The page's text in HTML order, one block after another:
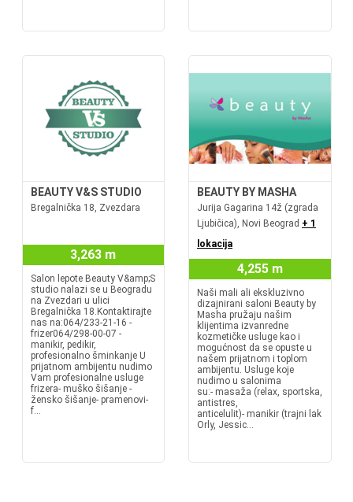
BEAUTY V&S STUDIO
Bregalnička 18, Zvezdara
3,263 m
Salon lepote Beauty V&amp;S
studio nalazi se u Beogradu
na Zvezdari u ulici
Bregalnička 18.Kontaktirajte
nas na:064/233-21-16 -
frizer064/298-00-07 -
manikir, pedikir,
profesionalno šminkanje U
prijatnom ambijentu nudimo
Vam profesionalne usluge
frizera- muško šišanje -
žensko šišanje- pramenovi-
f...
BEAUTY BY MASHA
Jurija Gagarina 14ž (zgrada
Ljubičica), Novi Beograd + 1
lokacija
4,255 m
Naši mali ali ekskluzivno
dizajnirani saloni Beauty by
Masha pružaju našim
klijentima izvanredne
kozmetičke usluge kao i
mogućnost da se opuste u
našem prijatnom i toplom
ambijentu. Usluge koje
nudimo u salonima
su:- masaža (relax, sportska,
antistres,
anticelulit)- manikir (trajni lak
Orly, Jessic...